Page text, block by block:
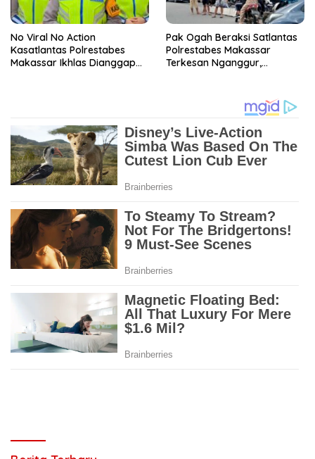
No Viral No Action
Kasatlantas Polrestabes
Makassar Ikhlas Dianggap
Pak Ogah Beraksi Satlantas
Polrestabes Makassar
Terkesan Nganggur,